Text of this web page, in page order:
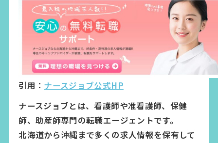
引用： ナースジョブ公式HP
ナースジョブとは、看護師や准看護師、保健
師、助産師専門の転職エージェントです。
北海道から沖縄まで多くの求人情報を保有して